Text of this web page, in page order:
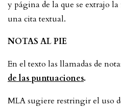
y página de la que se extrajo
una cita textual.
NOTAS AL PIE
En el texto las llamadas de
de las puntuaciones.
MLA sugiere restringir el uso